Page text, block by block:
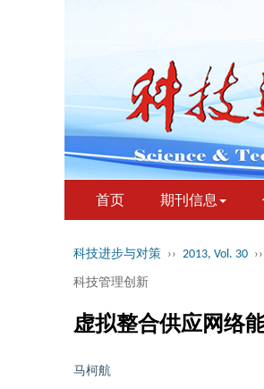
首页 期刊信息
科技进步与对策 ›› 2013, Vol. 30 ››
科技管理创新
虚拟整合供应网络
马柯航